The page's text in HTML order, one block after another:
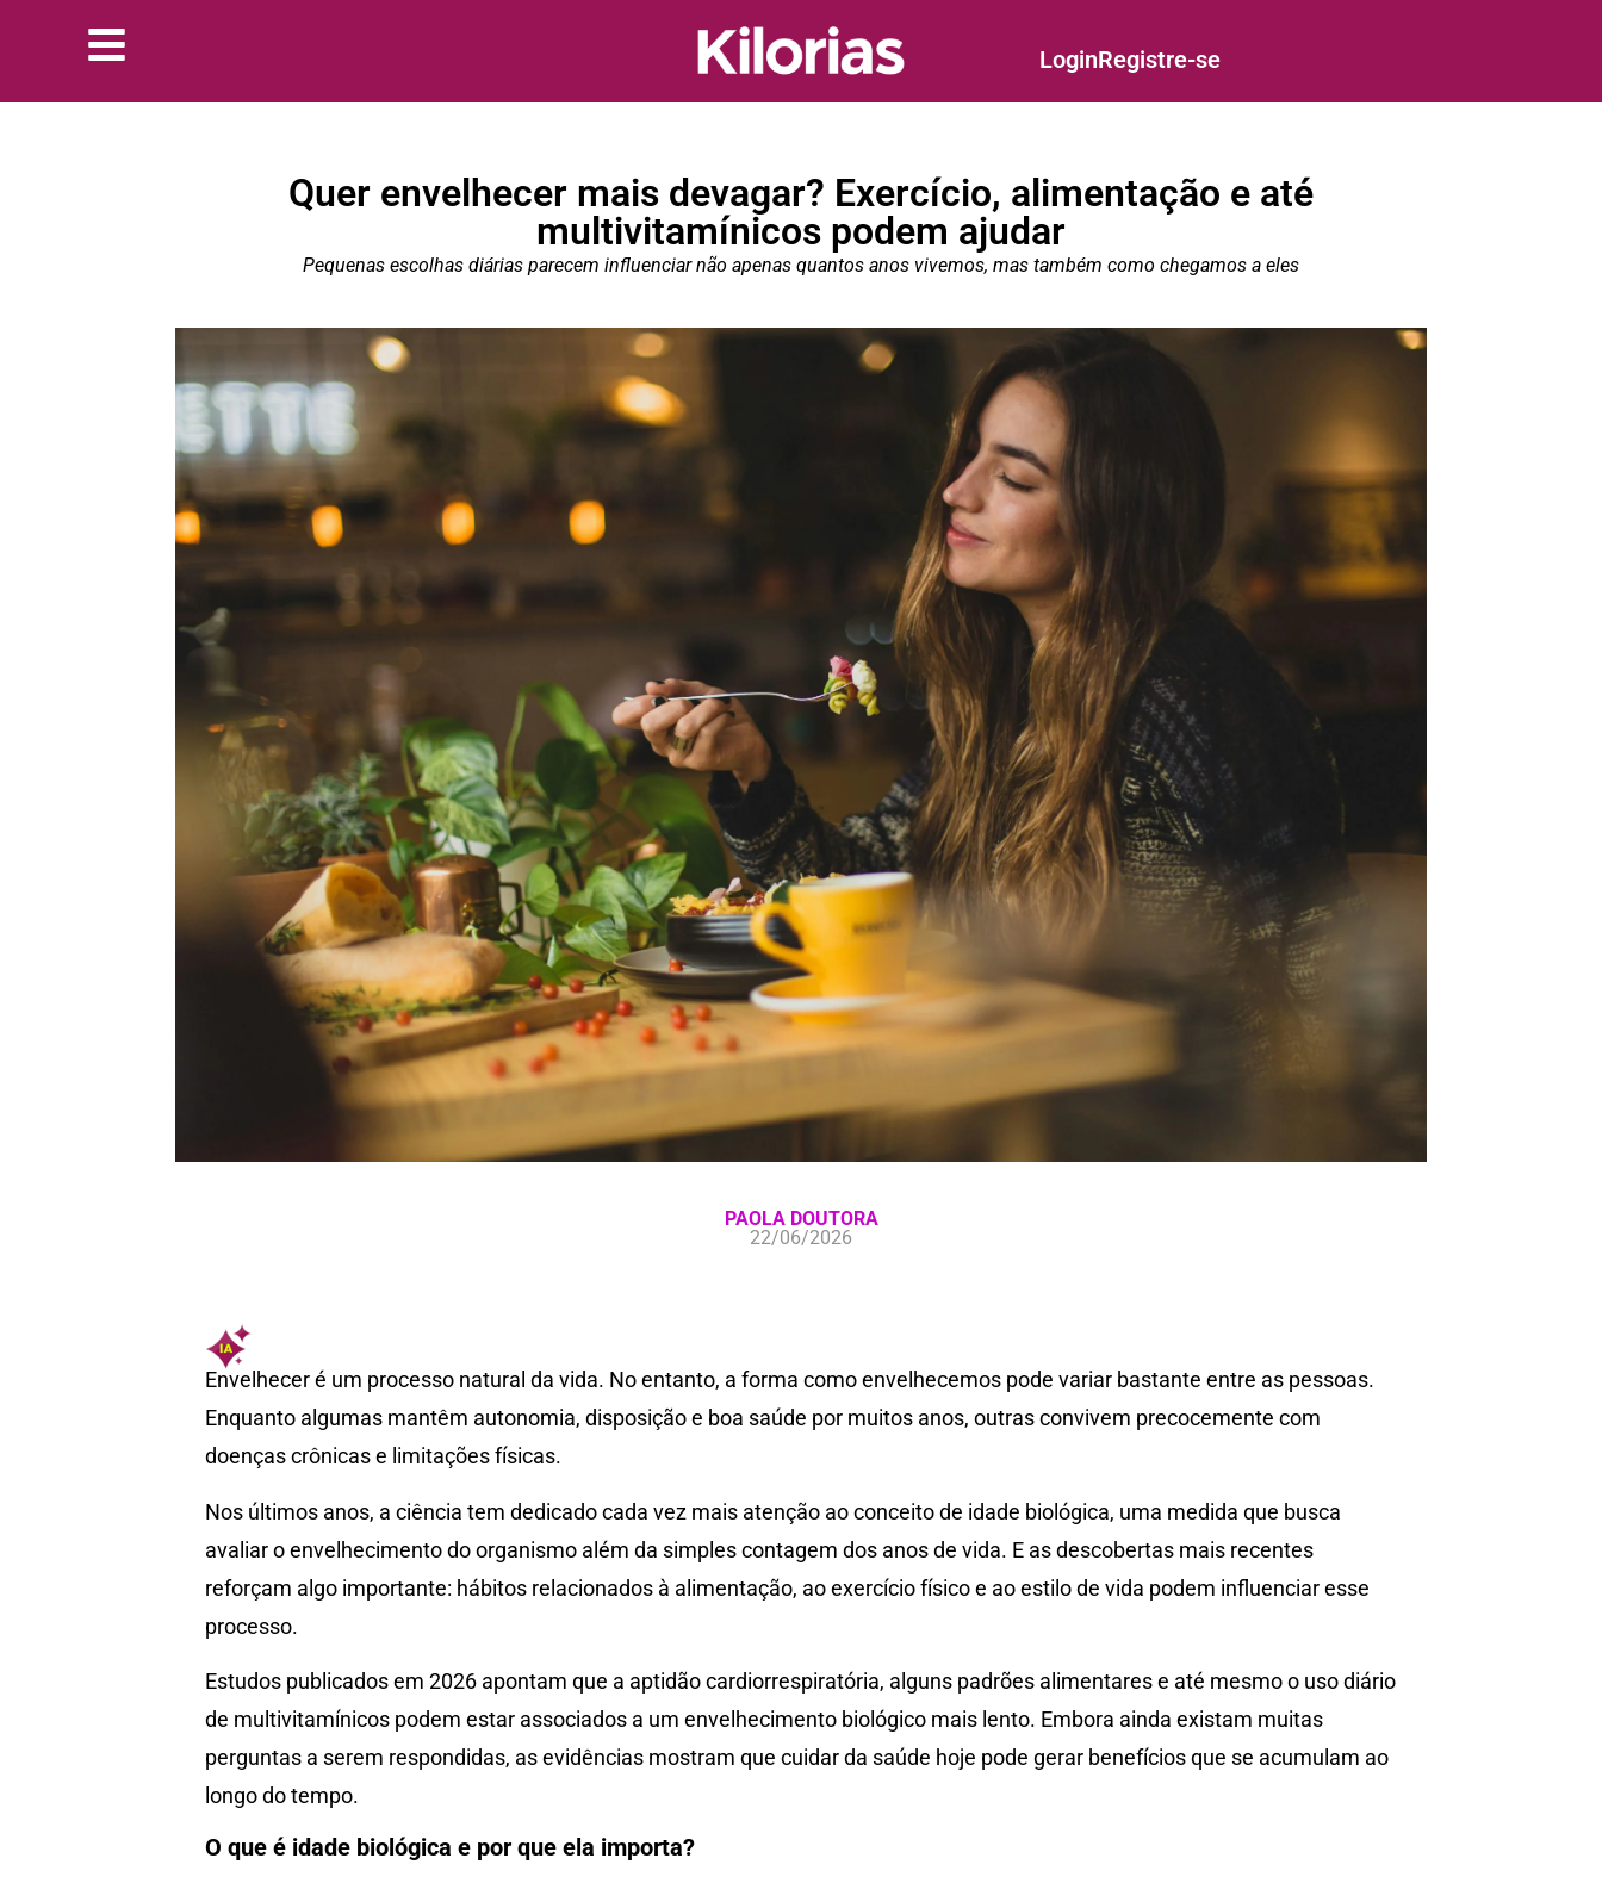
LoginRegistre-se
Quer envelhecer mais devagar? Exercício, alimentação e até
multivitamínicos podem ajudar
Pequenas escolhas diárias parecem influenciar não apenas quantos anos vivemos, mas também como chegamos a eles
PAOLA DOUTORA
22/06/2026
Envelhecer é um processo natural da vida. No entanto, a forma como envelhecemos pode variar bastante entre as pessoas.
Enquanto algumas mantêm autonomia, disposição e boa saúde por muitos anos, outras convivem precocemente com
doenças crônicas e limitações físicas.
Nos últimos anos, a ciência tem dedicado cada vez mais atenção ao conceito de idade biológica, uma medida que busca
avaliar o envelhecimento do organismo além da simples contagem dos anos de vida. E as descobertas mais recentes
reforçam algo importante: hábitos relacionados à alimentação, ao exercício físico e ao estilo de vida podem influenciar esse
processo.
Estudos publicados em 2026 apontam que a aptidão cardiorrespiratória, alguns padrões alimentares e até mesmo o uso diário
de multivitamínicos podem estar associados a um envelhecimento biológico mais lento. Embora ainda existam muitas
perguntas a serem respondidas, as evidências mostram que cuidar da saúde hoje pode gerar benefícios que se acumulam ao
longo do tempo.
O que é idade biológica e por que ela importa?